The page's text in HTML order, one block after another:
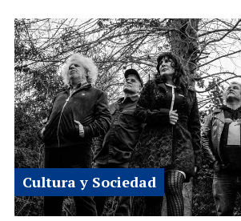
Cultura y Sociedad